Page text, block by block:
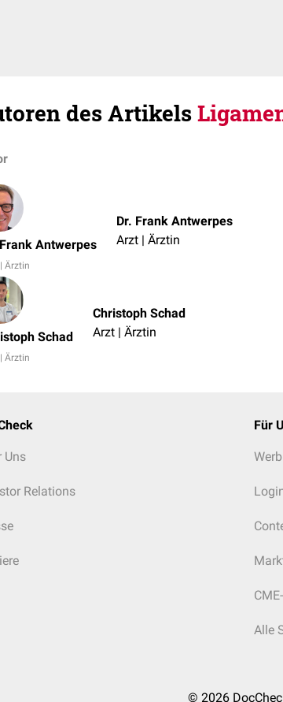
des Artikels
Antwerpes
Ärztin
Dr. Frank Antwerpes
Arzt | Ärztin
Schad
Ärztin
Christoph Schad
Arzt | Ärztin
Uns
Relations
Für
Alle
© 2026